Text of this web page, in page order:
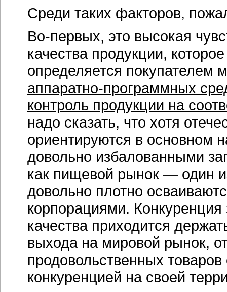
Среди таких факторов,
Во-первых, это высокая
качества продукции,
определяется покупателем
аппаратно-программных
контроль продукции на
надо сказать, что хотя
ориентируются в основном
довольно избалованными
как пищевой рынок — один
довольно плотно
корпорациями. Конкуренция
качества приходится
выхода на мировой рынок,
продовольственных
конкуренцией на своей